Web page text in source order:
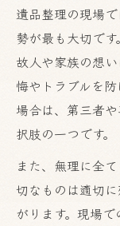
気持ち
遺品整
遺品整理の現場
勢が最も大切です
故人や家族の想
悔やトラブルを
場合は、第三者
択肢の一つです。
また、無理に全
切なものは適切
がります。現場